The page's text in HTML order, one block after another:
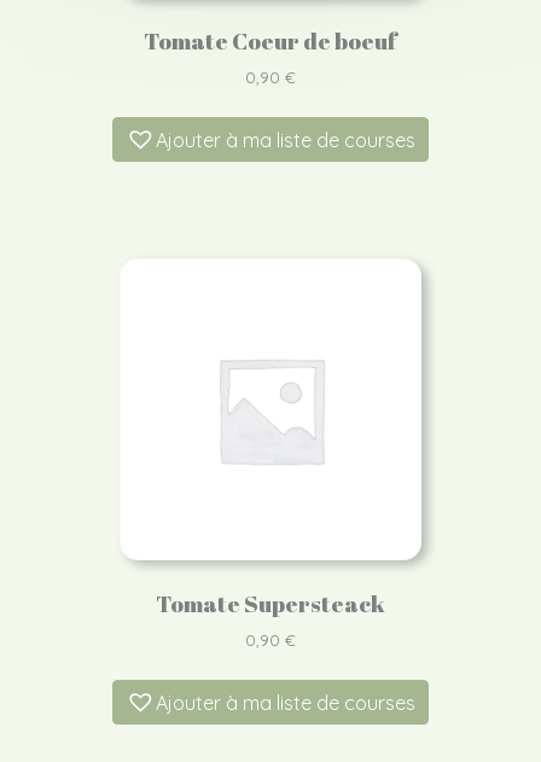
Tomate Coeur de boeuf
0,90 €
Ajouter à ma liste de courses
Tomate Supersteack
0,90 €
Ajouter à ma liste de courses